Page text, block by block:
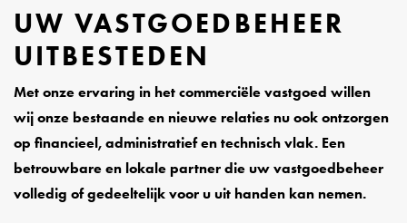
UW VASTGOEDBEHEER
UITBESTEDEN
Met onze ervaring in het commerciële vastgoed willen
wij onze bestaande en nieuwe relaties nu ook ontzorgen
op financieel, administratief en technisch vlak. Een
betrouwbare en lokale partner die uw vastgoedbeheer
volledig of gedeeltelijk voor u uit handen kan nemen.